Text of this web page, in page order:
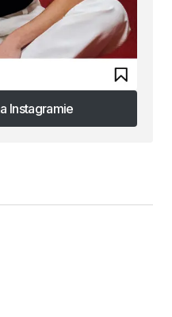
Instagramie
Instagramie